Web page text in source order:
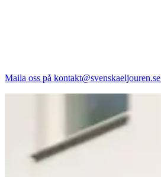
Maila oss på kontakt@svenskaeljouren.se